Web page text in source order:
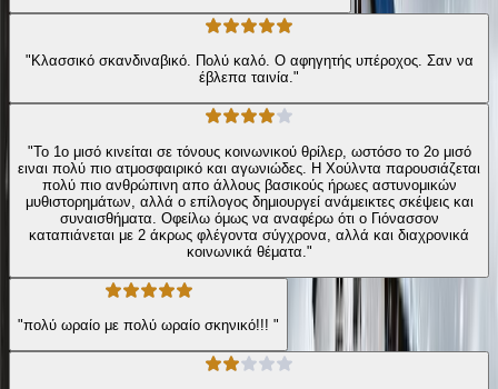
"Κλασσικό σκανδιναβικό. Πολύ καλό. Ο αφηγητής υπέροχος. Σαν να
έβλεπα ταινία."
"Το 1ο μισό κινείται σε τόνους κοινωνικού θρίλερ, ωστόσο το 2ο μισό
ειναι πολύ πιο ατμοσφαιρικό και αγωνιώδες. Η Χούλντα παρουσιάζεται
πολύ πιο ανθρώπινη απο άλλους βασικούς ήρωες αστυνομικών
μυθιστορημάτων, αλλά ο επίλογος δημιουργεί ανάμεικτες σκέψεις και
συναισθήματα. Οφείλω όμως να αναφέρω ότι ο Γιόνασσον
καταπιάνεται με 2 άκρως φλέγοντα σύγχρονα, αλλά και διαχρονικά
κοινωνικά θέματα."
"πολύ ωραίο με πολύ ωραίο σκηνικό!!! "